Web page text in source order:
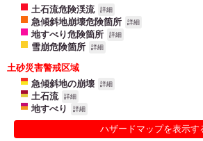
土石流危険渓流
詳細
急傾斜地崩壊危険箇所 詳細
地すべり危険箇所 詳細
雪崩危険箇所 詳細
土砂災害警戒区域
急傾斜地の崩壊
詳細
土石流 詳細
地すべり 詳細
ハザードマップを表示す